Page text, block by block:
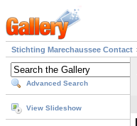
Stichting Marechaussee Contact
Advanced Search
View Slideshow